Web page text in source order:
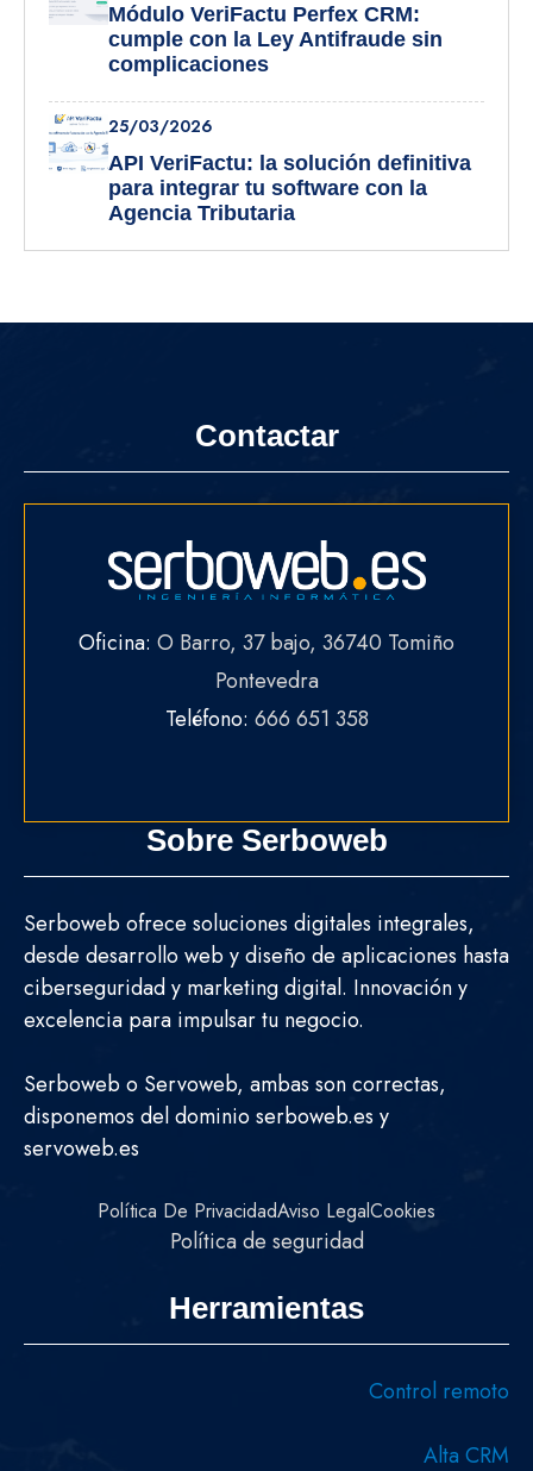
Módulo VeriFactu Perfex CRM:
cumple con la Ley Antifraude sin
complicaciones
25/03/2026
API VeriFactu: la solución definitiva
para integrar tu software con la
Agencia Tributaria
Sobre Serboweb
Serboweb ofrece soluciones digitales integrales,
desde desarrollo web y diseño de aplicaciones hasta
ciberseguridad y marketing digital. Innovación y
excelencia para impulsar tu negocio.
Serboweb o Servoweb, ambas son correctas,
disponemos del dominio serboweb.es y
servoweb.es
Política De PrivacidadAviso LegalCookies
Política de seguridad
Contactar
Oficina: O Barro, 37 bajo, 36740 Tomiño
Pontevedra
Teléfono: 666 651 358
Herramientas
Control remoto
Alta CRM